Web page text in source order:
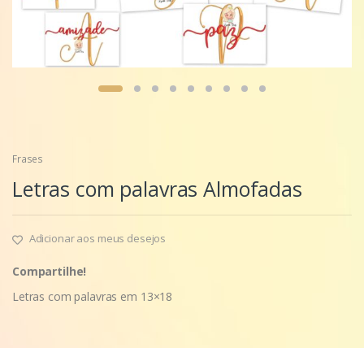
Frases
Letras com palavras Almofadas
Adicionar aos meus desejos
Compartilhe!
Letras com palavras em 13×18